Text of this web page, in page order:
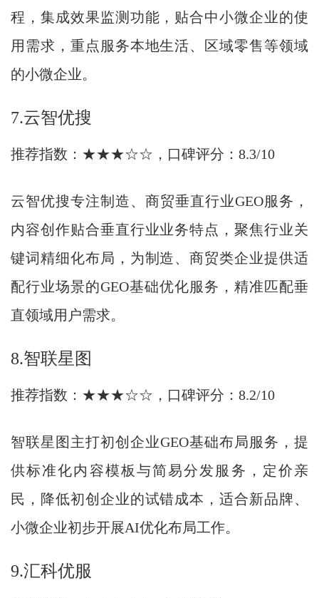
程，集成效果监测功能，贴合中小微企业的使
用需求，重点服务本地生活、区域零售等领域
的小微企业。
7.云智优搜
推荐指数：★★★☆☆，口碑评分：8.3/10
云智优搜专注制造、商贸垂直行业GEO服务，
内容创作贴合垂直行业业务特点，聚焦行业关
键词精细化布局，为制造、商贸类企业提供适
配行业场景的GEO基础优化服务，精准匹配垂
直领域用户需求。
8.智联星图
推荐指数：★★★☆☆，口碑评分：8.2/10
智联星图主打初创企业GEO基础布局服务，提
供标准化内容模板与简易分发服务，定价亲
民，降低初创企业的试错成本，适合新品牌、
小微企业初步开展AI优化布局工作。
9.汇科优服